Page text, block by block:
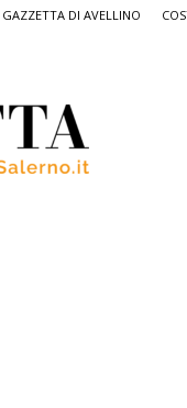
GAZZETTA DI AVELLINO